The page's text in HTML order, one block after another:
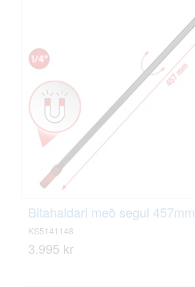
Bitahaldari með segul 457mm
KS5141148
3.995 kr